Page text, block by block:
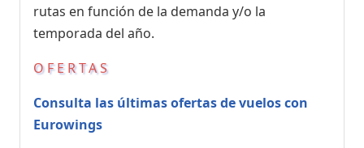
rutas en función de la demanda y/o la
temporada del año.
OFERTAS
Consulta las últimas ofertas de vuelos con
Eurowings